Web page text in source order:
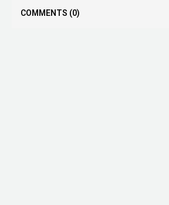
COMMENTS (0)